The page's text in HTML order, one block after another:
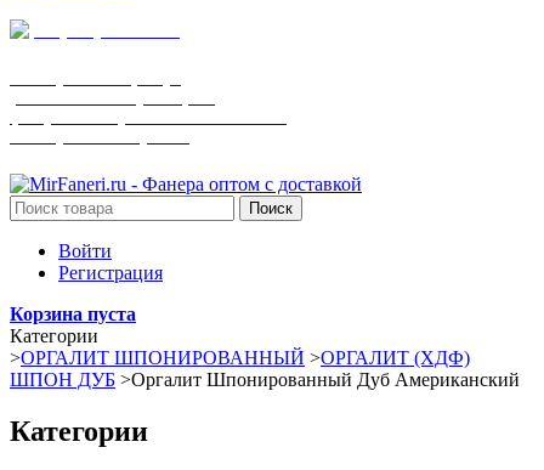
Поиск
Войти
Регистрация
Корзина пуста
Категории
>ОРГАЛИТ ШПОНИРОВАННЫЙ >ОРГАЛИТ (ХДФ)
ШПОН ДУБ >Оргалит Шпонированный Дуб Американский
Категории